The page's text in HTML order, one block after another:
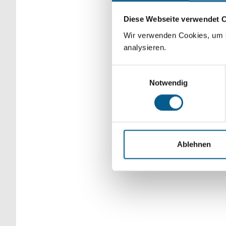
Diese Webseite verwendet
Wir verwenden Cookies,
analysieren.
Notwendig
Ablehnen
Bitte Suchbegriff
verfeinert werden.